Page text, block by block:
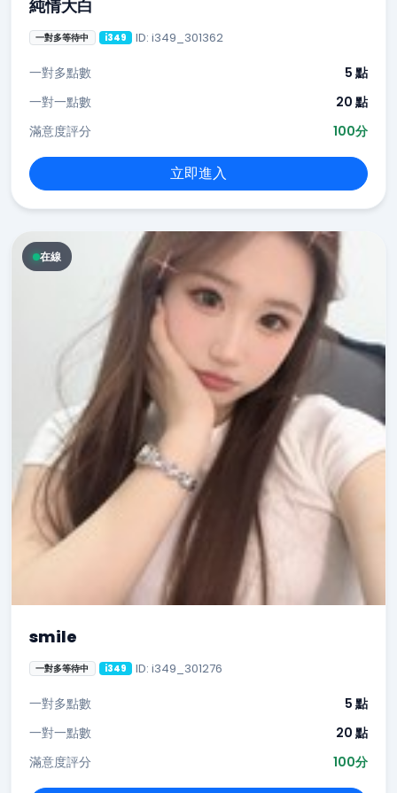
純情大白
一對多等待中 i349 ID: i349_301362
一對多點數
5 點
一對一點數
20 點
滿意度評分
100分
立即進入
在線
smile
一對多等待中 i349 ID: i349_301276
一對多點數
5 點
一對一點數
20 點
滿意度評分
100分